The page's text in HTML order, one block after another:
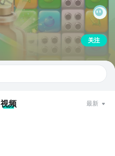
关注
视频 最新